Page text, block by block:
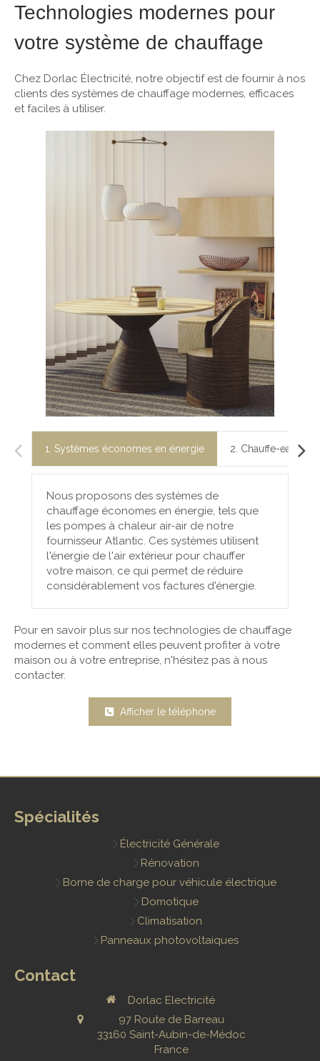
Technologies modernes pour
votre système de chauffage
Chez Dorlac Électricité, notre objectif est de fournir à nos
clients des systèmes de chauffage modernes, efficaces
et faciles à utiliser.
1. Systèmes économes en énergie 2. Chauffe-eau
Nous proposons des systèmes de
chauffage économes en énergie, tels que
les pompes à chaleur air-air de notre
fournisseur Atlantic. Ces systèmes utilisent
l'énergie de l'air extérieur pour chauffer
votre maison, ce qui permet de réduire
considérablement vos factures d'énergie.
Pour en savoir plus sur nos technologies de chauffage
modernes et comment elles peuvent profiter à votre
maison ou à votre entreprise, n'hésitez pas à nous
contacter.
Afficher le téléphone
Spécialités
Électricité Générale
Rénovation
Borne de charge pour véhicule électrique
Domotique
Climatisation
Panneaux photovoltaiques
Contact
Dorlac Electricité
97 Route de Barreau
33160 Saint-Aubin-de-Médoc
France